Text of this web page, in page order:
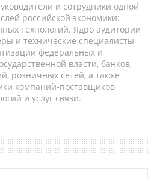
и сотрудники одной
российской экономики:
технологий. Ядро аудитории
и технические специалисты
федеральных и
власти, банков,
розничных сетей, а также
компаний-поставщиков
и услуг связи.